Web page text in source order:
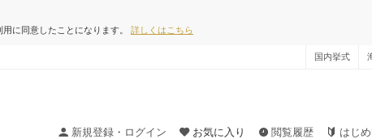
に同意したことになります。 詳しくはこちら
国内挙式
新規登録・ログイン
お気に入り 閲覧履歴 はじ